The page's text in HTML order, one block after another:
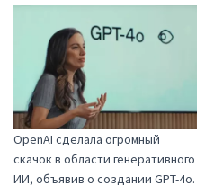
OpenAI сделала огромный
скачок в области генеративного
ИИ, объявив о создании GPT-4o.